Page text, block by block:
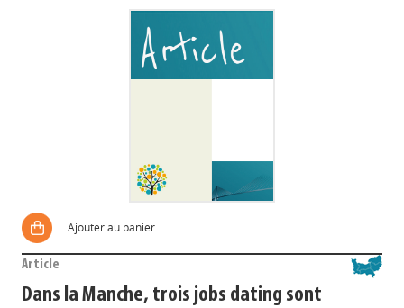
Ajouter au panier
Article
Dans la Manche, trois jobs dating sont